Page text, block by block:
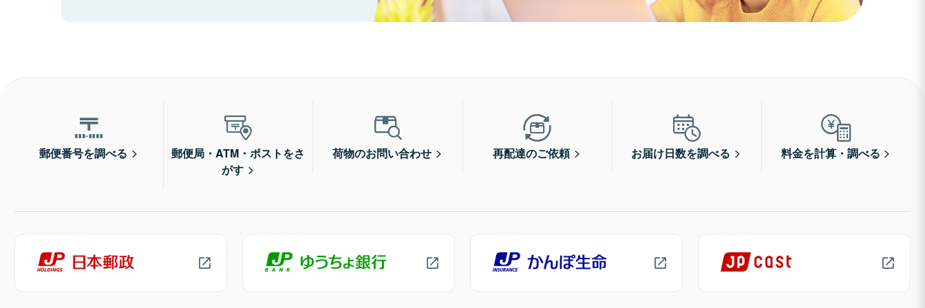
郵便番号を調べる
郵便局・ATM・ポストをさ
がす
荷物のお問い合わせ 再配達のご依頼 お届け日数を調べる 料金を計算・調べる